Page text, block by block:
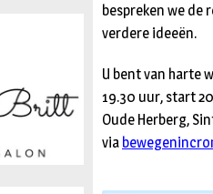
bespreken we de
verdere ideeën.
U bent van harte
19.30 uur, start
Oude Herberg,
via